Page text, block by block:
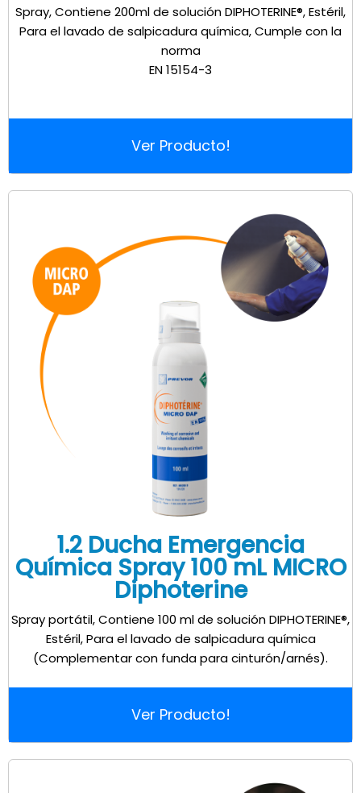
Spray, Contiene 200ml de solución DIPHOTERINE®, Estéril,
Para el lavado de salpicadura química, Cumple con la
norma
EN 15154-3
Ver Producto!
1.2 Ducha Emergencia
Química Spray 100 mL MICRO
Diphoterine
Spray portátil, Contiene 100 ml de solución DIPHOTERINE®,
Estéril, Para el lavado de salpicadura química
(Complementar con funda para cinturón/arnés).
Ver Producto!